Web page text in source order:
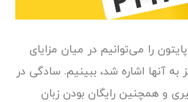
را می‌توانیم در میان مزایای
به آنها اشاره شد، ببینیم. سادگی در
و همچنین رایگان بودن زبان